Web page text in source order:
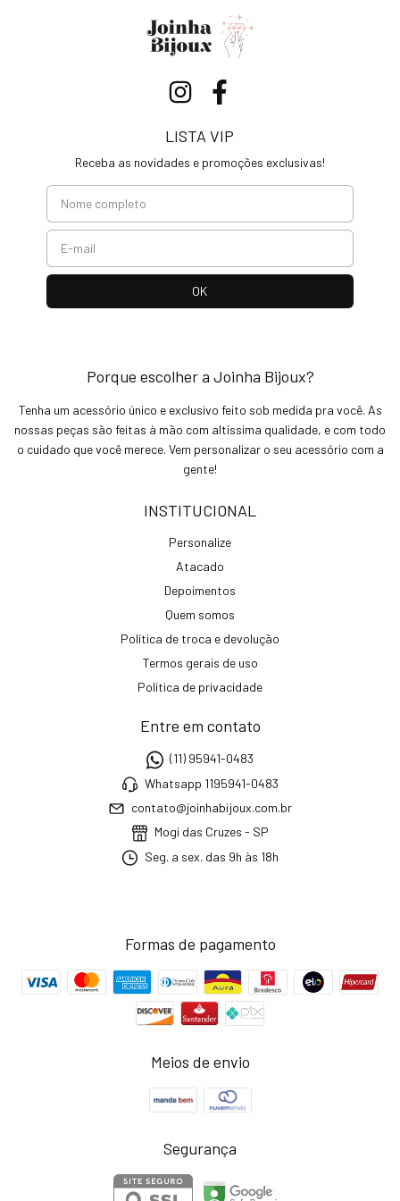
LISTA VIP
Receba as novidades e promoções exclusivas!
Porque escolher a Joinha Bijoux?
Tenha um acessório único e exclusivo feito sob medida pra você. As
nossas peças são feitas à mão com altíssima qualidade, e com todo
o cuidado que você merece. Vem personalizar o seu acessório com a
gente!
INSTITUCIONAL
Personalize
Atacado
Depoimentos
Quem somos
Política de troca e devolução
Termos gerais de uso
Política de privacidade
Entre em contato
(11) 95941-0483
Whatsapp 1195941-0483
contato@joinhabijoux.com.br
Mogi das Cruzes - SP
Seg. a sex. das 9h às 18h
Formas de pagamento
Meios de envio
Segurança